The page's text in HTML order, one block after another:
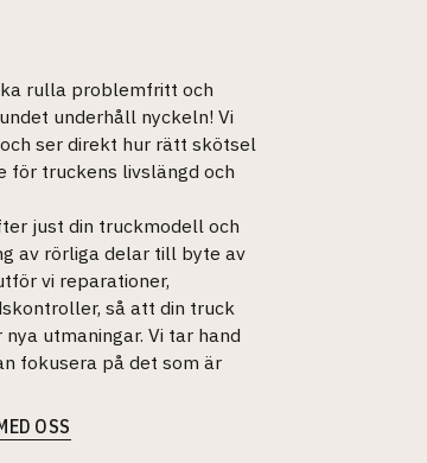
rulla problemfritt och
underhåll nyckeln! Vi
och ser direkt hur rätt skötsel
för truckens livslängd och
just din truckmodell och
av rörliga delar till byte av
vi reparationer,
så att din truck
utmaningar. Vi tar hand
fokusera på det som är
OSS